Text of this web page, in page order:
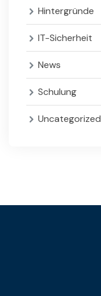
Hintergründe
IT-Sicherheit
News
Schulung
Uncategorized